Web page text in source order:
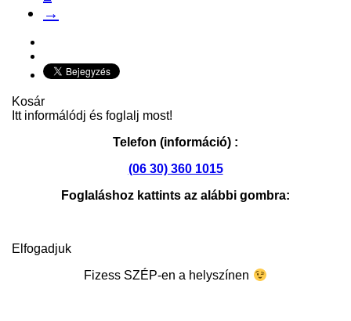
→
Kosár
Itt informálódj és foglalj most!
Telefon (információ) :
(06 30) 360 1015
Foglaláshoz kattints az alábbi gombra:
Elfogadjuk
Fizess SZÉP-en a helyszínen